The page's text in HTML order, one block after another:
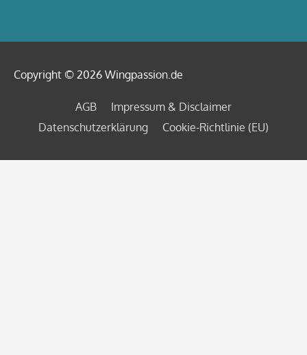
Copyright © 2026Wingpassion.de
AGB
Impressum & Disclaimer
Datenschutzerklärung
Cookie-Richtlinie (EU)